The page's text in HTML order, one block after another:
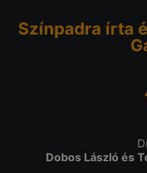
Színpadra írta
Dobos László és